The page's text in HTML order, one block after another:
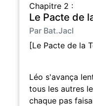
Chapitre 2 :
Le Pacte de
Par Bat.Jacl
[Le Pacte de la
Léo s'avança
tous les autres
chaque pas